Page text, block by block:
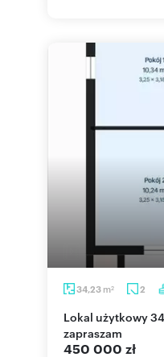
34,23 m2 2
Lokal użytkowy 34 m² w Krakowie -
zapraszam
450 000 zł